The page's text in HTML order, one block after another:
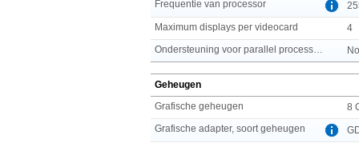
Frequentie van processor
Maximum displays per videocard
4
Geheugen
Grafische geheugen
8
Grafische adapter, soort geheugen